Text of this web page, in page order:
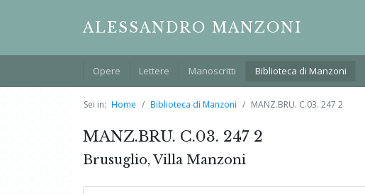
ALESSANDRO MANZONI
Opere Lettere Manoscritti Biblioteca di Manzoni
Sei in: Home Biblioteca di Manzoni MANZ.BRU. C.03. 247 2
MANZ.BRU. C.03. 247 2
Brusuglio, Villa Manzoni